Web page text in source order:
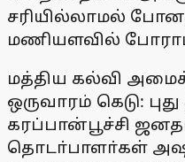
சரியில்லாமல்
மணியளவில்
மத்திய கல்வி
ஒருவாரம் கெடு:
கரப்பான்பூச்சி
தொடா்பாளா்கள்